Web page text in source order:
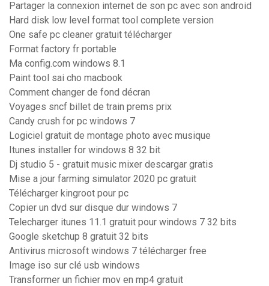
Partager la connexion internet de son pc avec son android
Hard disk low level format tool complete version
One safe pc cleaner gratuit télécharger
Format factory fr portable
Ma config.com windows 8.1
Paint tool sai cho macbook
Comment changer de fond décran
Voyages sncf billet de train prems prix
Candy crush for pc windows 7
Logiciel gratuit de montage photo avec musique
Itunes installer for windows 8 32 bit
Dj studio 5 - gratuit music mixer descargar gratis
Mise a jour farming simulator 2020 pc gratuit
Télécharger kingroot pour pc
Copier un dvd sur disque dur windows 7
Telecharger itunes 11.1 gratuit pour windows 7 32 bits
Google sketchup 8 gratuit 32 bits
Antivirus microsoft windows 7 télécharger free
Image iso sur clé usb windows
Transformer un fichier mov en mp4 gratuit